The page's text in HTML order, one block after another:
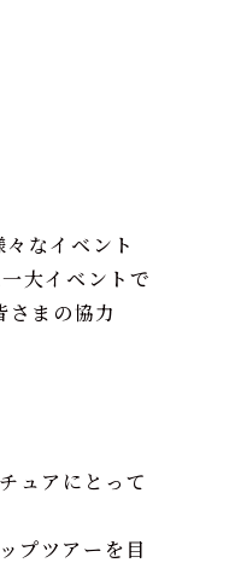
なイベント
大イベントで
さまの協力
ュアにとって
プツアーを目